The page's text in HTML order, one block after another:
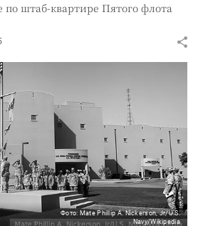
по штаб-квартире Пятого флота
Фото: Mate Phillip A. Nickerson, Jr/U.S.
Navy/Wikipedia